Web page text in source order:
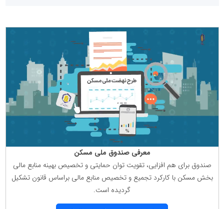
معرفی صندوق ملی مسكن
صندوق برای هم افزایی، تقویت توان حمایتی و تخصیص بهینه منابع مالی
بخش مسكن با كاركرد تجمیع و تخصیص منابع مالی براساس قانون تشكیل
گردیده است.